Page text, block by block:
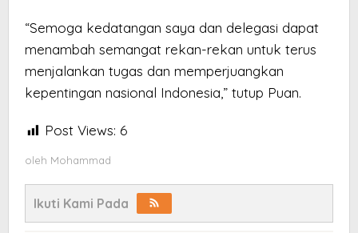
“Semoga kedatangan saya dan delegasi dapat
menambah semangat rekan-rekan untuk terus
menjalankan tugas dan memperjuangkan
kepentingan nasional Indonesia,” tutup Puan.
Post Views: 6
oleh Mohammad
Ikuti Kami Pada